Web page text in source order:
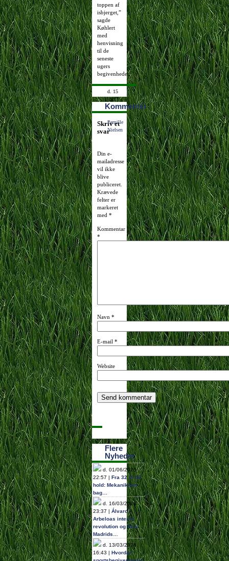
toppen af
isbjerget,”
sagde
Køhlert
med
henvisning
til de
seneste
ugers
begivenheder.
d. 15
juni
2007
09:50:18
Pernille
Nielsen
Kommentér
Skriv et
svar
Din e-
mailadresse
vil ikke
blive
publiceret.
Krævede
felter er
markeret
med *
Kommentar
*
Navn *
E-mail *
Website
Flere
Nyheder
d. 01/06/2026
22:57 | Fra 32 til 48
hold: Mekanikken
bag…
d. 16/03/2026
23:37 | Álvaro
Arbeloas interne
revolution og Real
Madrids…
d. 13/03/2026
16:43 | Hvordan